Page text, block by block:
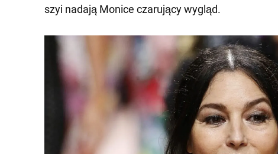
szyi nadają Monice czarujący wygląd.